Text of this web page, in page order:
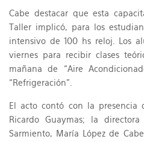
Cabe destacar que esta
Taller implicó, para los
intensivo de 100 hs reloj. Los
viernes para recibir clases
mañana de “Aire
“Refrigeración”.
El acto contó con la presencia
Ricardo Guaymas; la
Sarmiento, María López de